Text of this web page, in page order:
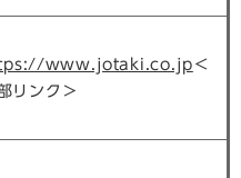
www.jotaki.co.jp ＜
リンク＞